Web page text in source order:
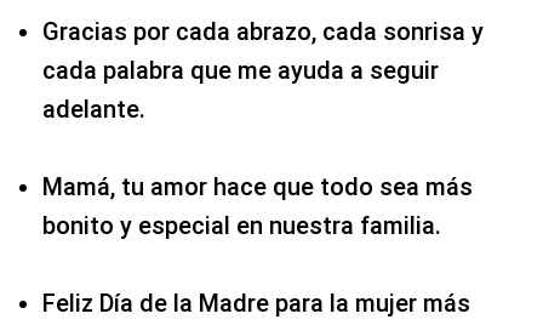
Gracias por cada abrazo, cada sonrisa y
cada palabra que me ayuda a seguir
adelante.
Mamá, tu amor hace que todo sea más
bonito y especial en nuestra familia.
Feliz Día de la Madre para la mujer más